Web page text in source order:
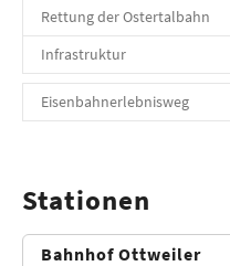
Rettung der Ostertalbahn
Infrastruktur
Eisenbahnerlebnisweg
Stationen
Bahnhof Ottweiler